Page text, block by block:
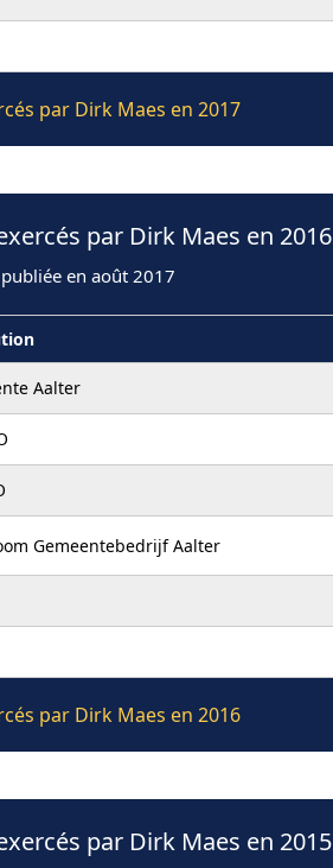
par Dirk Maes en 2017
par Dirk Maes en 2016
en août 2017
Aalter
Gemeentebedrijf Aalter
par Dirk Maes en 2016
par Dirk Maes en 2015